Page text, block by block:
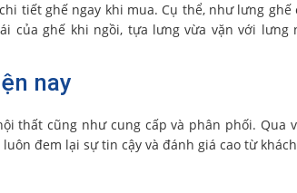
tiết ghế ngay khi mua. Cụ thể, như lưng ghế
của ghế khi ngồi, tựa lưng vừa vặn với lưng
nay
thất cũng như cung cấp và phân phối. Qua
đem lại sự tin cậy và đánh giá cao từ